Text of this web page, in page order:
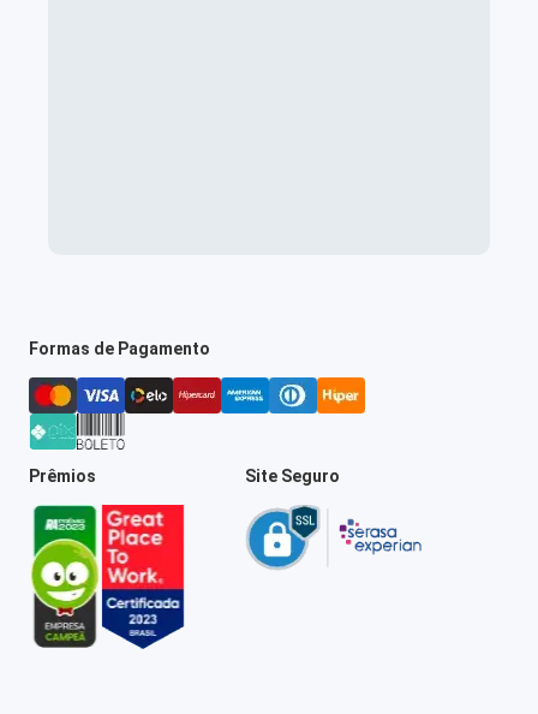
Formas de Pagamento
Prêmios Site Seguro